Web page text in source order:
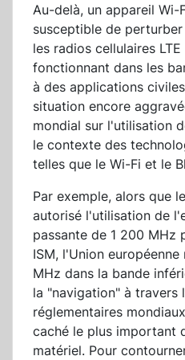
Au-delà, un appareil Wi-
susceptible de
les radios cellulaires
fonctionnant dans les
à des applications
situation encore
mondial sur l'utilisation
le contexte des
telles que le Wi-Fi et le
Par exemple, alors que
autorisé l'utilisation de
passante de 1 200 MHz
ISM, l'Union
MHz dans la bande
la "navigation" à travers
réglementaires
caché le plus important
matériel. Pour